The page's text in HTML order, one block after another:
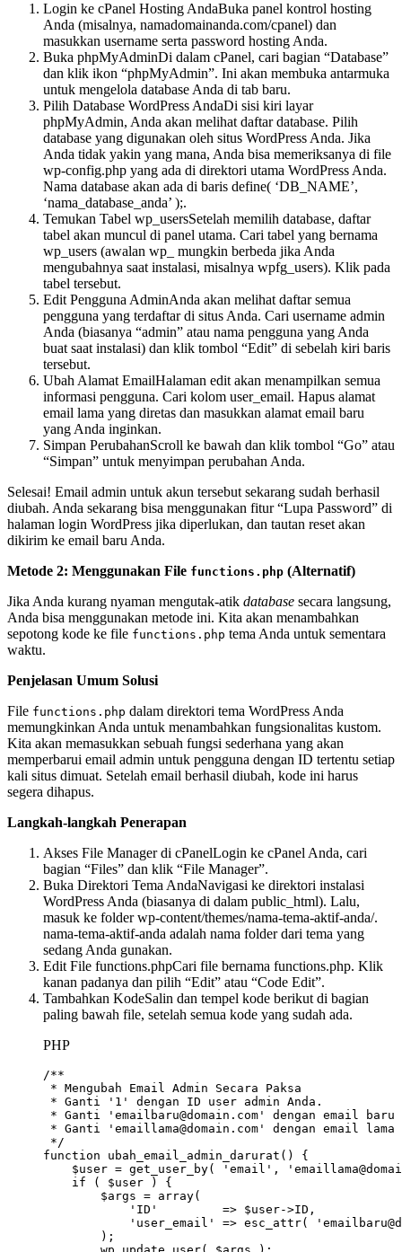
Login ke cPanel Hosting AndaBuka panel kontrol hosting
Anda (misalnya, namadomainanda.com/cpanel) dan
masukkan username serta password hosting Anda.
Buka phpMyAdminDi dalam cPanel, cari bagian “Database”
dan klik ikon “phpMyAdmin”. Ini akan membuka antarmuka
untuk mengelola database Anda di tab baru.
Pilih Database WordPress AndaDi sisi kiri layar
phpMyAdmin, Anda akan melihat daftar database. Pilih
database yang digunakan oleh situs WordPress Anda. Jika
Anda tidak yakin yang mana, Anda bisa memeriksanya di file
wp-config.php yang ada di direktori utama WordPress Anda.
Nama database akan ada di baris define( ‘DB_NAME’,
‘nama_database_anda’ );.
Temukan Tabel wp_usersSetelah memilih database, daftar
tabel akan muncul di panel utama. Cari tabel yang bernama
wp_users (awalan wp_ mungkin berbeda jika Anda
mengubahnya saat instalasi, misalnya wpfg_users). Klik pada
tabel tersebut.
Edit Pengguna AdminAnda akan melihat daftar semua
pengguna yang terdaftar di situs Anda. Cari username admin
Anda (biasanya “admin” atau nama pengguna yang Anda
buat saat instalasi) dan klik tombol “Edit” di sebelah kiri baris
tersebut.
Ubah Alamat EmailHalaman edit akan menampilkan semua
informasi pengguna. Cari kolom user_email. Hapus alamat
email lama yang diretas dan masukkan alamat email baru
yang Anda inginkan.
Simpan PerubahanScroll ke bawah dan klik tombol “Go” atau
“Simpan” untuk menyimpan perubahan Anda.
Selesai! Email admin untuk akun tersebut sekarang sudah berhasil
diubah. Anda sekarang bisa menggunakan fitur “Lupa Password” di
halaman login WordPress jika diperlukan, dan tautan reset akan
dikirim ke email baru Anda.
Metode 2: Menggunakan File functions.php (Alternatif)
Jika Anda kurang nyaman mengutak-atik database secara langsung,
Anda bisa menggunakan metode ini. Kita akan menambahkan
sepotong kode ke file functions.php tema Anda untuk sementara
waktu.
Penjelasan Umum Solusi
File functions.php dalam direktori tema WordPress Anda
memungkinkan Anda untuk menambahkan fungsionalitas kustom.
Kita akan memasukkan sebuah fungsi sederhana yang akan
memperbarui email admin untuk pengguna dengan ID tertentu setiap
kali situs dimuat. Setelah email berhasil diubah, kode ini harus
segera dihapus.
Langkah-langkah Penerapan
Akses File Manager di cPanelLogin ke cPanel Anda, cari
bagian “Files” dan klik “File Manager”.
Buka Direktori Tema AndaNavigasi ke direktori instalasi
WordPress Anda (biasanya di dalam public_html). Lalu,
masuk ke folder wp-content/themes/nama-tema-aktif-anda/.
nama-tema-aktif-anda adalah nama folder dari tema yang
sedang Anda gunakan.
Edit File functions.phpCari file bernama functions.php. Klik
kanan padanya dan pilih “Edit” atau “Code Edit”.
Tambahkan KodeSalin dan tempel kode berikut di bagian
paling bawah file, setelah semua kode yang sudah ada.
PHP
/**
* Mengubah Email Admin Secara Paksa
* Ganti '1' dengan ID user admin Anda.
* Ganti 'emailbaru@domain .com' dengan email
* Ganti 'emaillama@domain .com' dengan email
*/
function
ubah_email_admin_darurat () {
$user = get_user_by( 'email' ,
if ( $user ) {
$args = array(
'ID'
         =>
$user->ID,
'user_email'
=> esc_attr(
        );